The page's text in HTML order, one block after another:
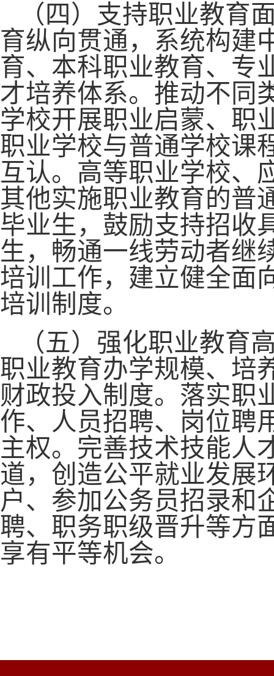
（四）支持职业教育
育纵向贯通，系统构建
育、本科职业教育、专
才培养体系。推动不同
学校开展职业启蒙、职
职业学校与普通学校课
互认。高等职业学校、
其他实施职业教育的普
毕业生，鼓励支持招收
生，畅通一线劳动者继
培训工作，建立健全面
培训制度。
（五）强化职业教育
职业教育办学规模、培
财政投入制度。落实职
作、人员招聘、岗位聘
主权。完善技术技能人
道，创造公平就业发展
户、参加公务员招录和
聘、职务职级晋升等方
享有平等机会。